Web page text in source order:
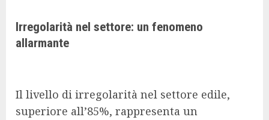
Irregolarità nel settore: un fenomeno
allarmante
Il livello di irregolarità nel settore edile,
superiore all’85%, rappresenta un